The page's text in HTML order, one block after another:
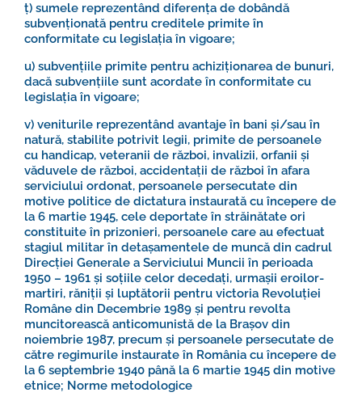
ț) sumele reprezentând diferența de dobândă
subvenționată pentru creditele primite în
conformitate cu legislația în vigoare;
u) subvențiile primite pentru achiziționarea de bunuri,
dacă subvențiile sunt acordate în conformitate cu
legislația în vigoare;
v) veniturile reprezentând avantaje în bani și/sau în
natură, stabilite potrivit legii, primite de persoanele
cu handicap, veteranii de război, invalizii, orfanii și
văduvele de război, accidentații de război în afara
serviciului ordonat, persoanele persecutate din
motive politice de dictatura instaurată cu începere de
la 6 martie 1945, cele deportate în străinătate ori
constituite în prizonieri, persoanele care au efectuat
stagiul militar în detașamentele de muncă din cadrul
Direcției Generale a Serviciului Muncii în perioada
1950 – 1961 și soțiile celor decedați, urmașii eroilor-
martiri, răniții și luptătorii pentru victoria Revoluției
Române din Decembrie 1989 și pentru revolta
muncitorească anticomunistă de la Brașov din
noiembrie 1987, precum și persoanele persecutate de
către regimurile instaurate în România cu începere de
la 6 septembrie 1940 până la 6 martie 1945 din motive
etnice; Norme metodologice